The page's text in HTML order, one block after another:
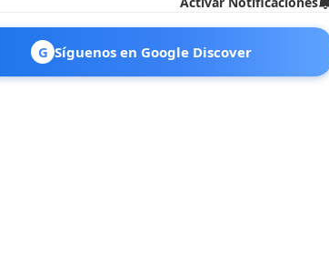
G Síguenos en Google Discover